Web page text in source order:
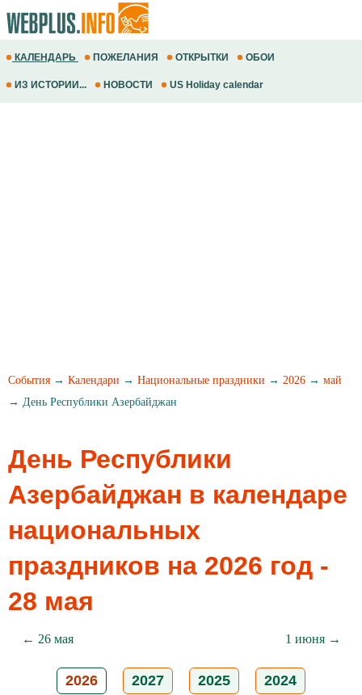
КАЛЕНДАРЬ ПОЖЕЛАНИЯ ОТКРЫТКИ ОБОИ
ИЗ ИСТОРИИ... НОВОСТИ US Holiday calendar
События → Календари → Национальные праздники → 2026 → май
→ День Республики Азербайджан
День Республики
Азербайджан в календаре
национальных
праздников на 2026 год -
28 мая
← 26 мая 1 июня →
2026 2027 2025 2024